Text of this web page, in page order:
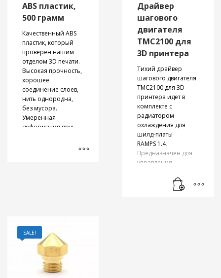
ABS пластик,
500 грамм
Качественный ABS
пластик, который
проверен нашим
отделом 3D печати.
Высокая прочность,
хорошее
соединение слоев,
нить однородна,
без мусора.
Умеренная
деформация при
PLA, ABS+
HIPS,Elastan) ABS
применяется для
технологии печати
FDM. В наличии
Драйвер
шагового
двигателя
TMC2100 для
3D принтера
Тихий драйвер
шагового двигателя
TMC2100 для 3D
принтера идет в
комплекте с
радиатором
охлаждения для
шилд-платы
RAMPS 1.4.
Предназначен для
управления
и
SALE!